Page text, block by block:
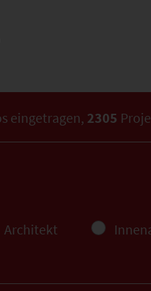
eingetragen, 2305
Architekt